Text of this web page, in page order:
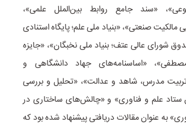
«سند جامع روابط بین‌الملل علمی»،
صنعتی»، «بنیاد ملی علم؛ پایگاه استنادی
شورای عالی عتف؛ بنیاد ملی نخبگان»، «جایزه
«اساسنامه‌های جهاد دانشگاهی و
تربیت مدرس، شاهد و عدالت»، «تحلیل و بررسی
ستاد علم و فناوری» و «چالش‌های ساختاری در
به عنوان مقالات دریافتی پیشنهاد شده بود که